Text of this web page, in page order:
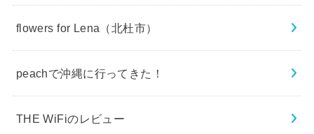
flowers for Lena（北杜市）
peachで沖縄に行ってきた！
THE WiFiのレビュー